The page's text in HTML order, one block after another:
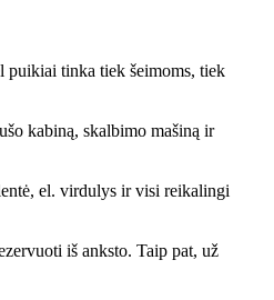
puikiai tinka tiek šeimoms, tiek
kabiną, skalbimo mašiną ir
el. virdulys ir visi reikalingi
iš anksto. Taip pat, už